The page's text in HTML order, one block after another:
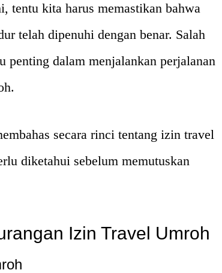
tentu kita harus memastikan bahwa
telah dipenuhi dengan benar. Salah
penting dalam menjalankan perjalanan
secara rinci tentang izin travel
diketahui sebelum memutuskan
Izin Travel Umroh